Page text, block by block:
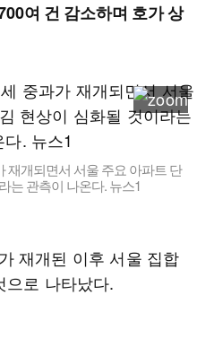
여 건 감소하며 호가 상
재개되면서 서울 주요 아파트 단
는 관측이 나온다. 뉴스1
재개된 이후 서울 집합
으로 나타났다.